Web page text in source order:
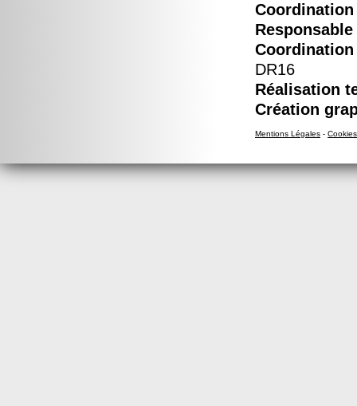
DR16
Réalisation
Création
Mentions Légales - Cookies